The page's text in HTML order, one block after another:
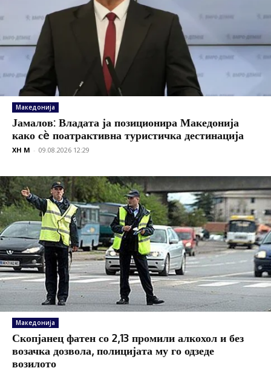
Македонија
Јамалов: Владата ја позиционира Македонија
како сè поатрактивна туристичка дестинација
XH M - 09.08.2026 12:29
Македонија
Скопјанец фатен со 2,13 промили алкохол и без
возачка дозвола, полицијата му го одзеде
возилото